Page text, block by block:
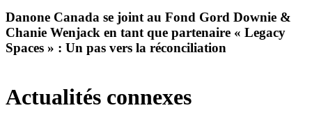
Danone Canada se joint au Fond Gord Downie &
Chanie Wenjack en tant que partenaire « Legacy
Spaces » : Un pas vers la réconciliation
Actualités connexes